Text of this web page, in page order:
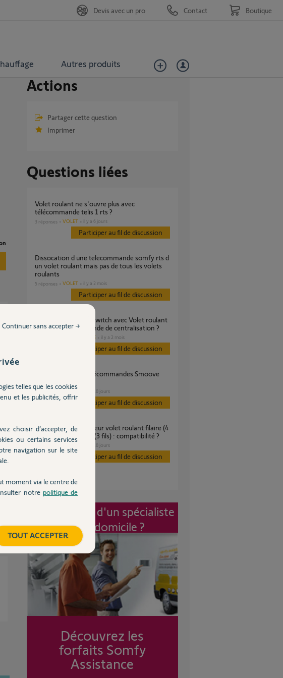
Autres produits
Devis avec un pro Contact Boutique
Actions
Partager cette question
Imprimer
Questions liées
Volet roulant ne s'ouvre plus avec
télécommande telis 1 rts ?
3 réponses VOLET il y a 6 jours
Participer au fil de discussion
dissocation d une telecommande somfy rts d
un volet roulant mais pas de tous les volets
roulants
5 réponses VOLET il y a 2 mois
Participer au fil de discussion
IO sans télécommande de centralisation ?
DOMOTIQUE il y a 2 mois
Participer au fil de discussion
2 VOLET il y a 10 jours
Participer au fil de discussion
Remplacement moteur volet roulant filaire (4
fils) par moteur RTS (3 fils) : compatibilité ?
il y a 10 jours
Participer au fil de discussion
Intervention d'un spécialiste
à mon domicile ?
Découvrez les
forfaits Somfy
Assistance
telles que les cookies
et les publicités, offrir
choisir d’accepter, de
ou certains services
navigation sur le site
moment via le centre de
notre politique de
Continuer sans accepter →
TOUT ACCEPTER